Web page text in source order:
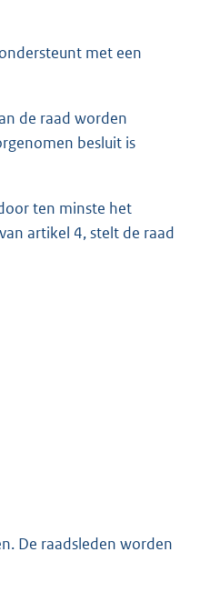
met een
de raad worden
besluit is
ten minste het
artikel 4, stelt de raad
De raadsleden worden